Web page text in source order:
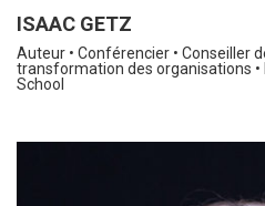
ISAAC GETZ
Auteur • Conférencier • Conseiller
transformation des organisations •
School